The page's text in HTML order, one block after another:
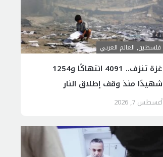
فلسطين, العالم العربي
غزة تنزف.. 4091 انتهاكًا و1254
شهيدًا منذ وقف إطلاق النار
أغسطس 7, 2026